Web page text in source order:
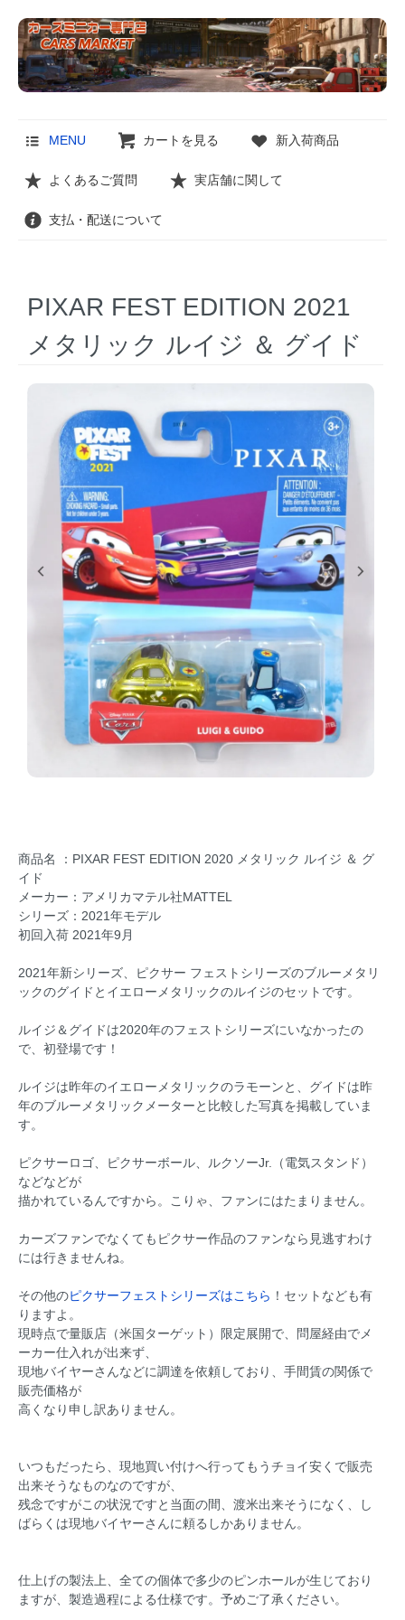
MENU カートを見る 新入荷商品
よくあるご質問 実店舗に関して
支払・配送について
PIXAR FEST EDITION 2021
メタリック ルイジ ＆ グイド
商品名 ：PIXAR FEST EDITION 2020 メタリック ルイジ ＆ グ
イド
メーカー：アメリカマテル社MATTEL
シリーズ：2021年モデル
初回入荷 2021年9月
2021年新シリーズ、ピクサー フェストシリーズのブルーメタリ
ックのグイドとイエローメタリックのルイジのセットです。
ルイジ＆グイドは2020年のフェストシリーズにいなかったの
で、初登場です！
ルイジは昨年のイエローメタリックのラモーンと、グイドは昨
年のブルーメタリックメーターと比較した写真を掲載していま
す。
ピクサーロゴ、ピクサーボール、ルクソーJr.（電気スタンド）
などなどが
描かれているんですから。こりゃ、ファンにはたまりません。
カーズファンでなくてもピクサー作品のファンなら見逃すわけ
には行きませんね。
その他のピクサーフェストシリーズはこちら ！セットなども有
りますよ。
現時点で量販店（米国ターゲット）限定展開で、問屋経由でメ
ーカー仕入れが出来ず、
現地バイヤーさんなどに調達を依頼しており、手間賃の関係で
販売価格が
高くなり申し訳ありません。
いつもだったら、現地買い付けへ行ってもうチョイ安くで販売
出来そうなものなのですが、
残念ですがこの状況ですと当面の間、渡米出来そうになく、し
ばらくは現地バイヤーさんに頼るしかありません。
仕上げの製法上、全ての個体で多少のピンホールが生じており
ますが、製造過程による仕様です。予めご了承ください。